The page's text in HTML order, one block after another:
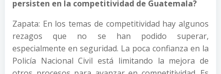
persisten en la competitividad de Guatemala?
Zapata: En los temas de competitividad hay algunos
rezagos que no se han podido superar,
especialmente en seguridad. La poca confianza en la
Policía Nacional Civil está limitando la mejora de